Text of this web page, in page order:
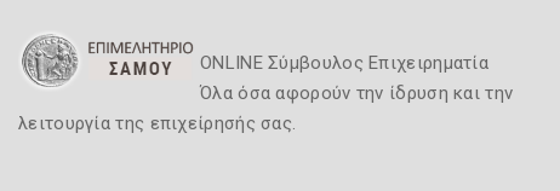
ONLINE Σύμβουλος Επιχειρηματία
Όλα όσα αφορούν την ίδρυση και την
λειτουργία της επιχείρησής σας.